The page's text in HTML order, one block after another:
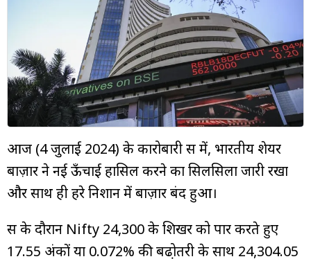
म्यूचुअल
फंड
आज (4 जुलाई 2024) के कारोबारी सत्र में, भारतीय शेयर
बाज़ार ने नई ऊँचाई हासिल करने का सिलसिला जारी रखा
और साथ ही हरे निशान में बाज़ार बंद हुआ।
सत्र के दौरान Nifty 24,300 के शिखर को पार करते हुए
17.55 अंकों या 0.072% की बढो़तरी के साथ 24,304.05